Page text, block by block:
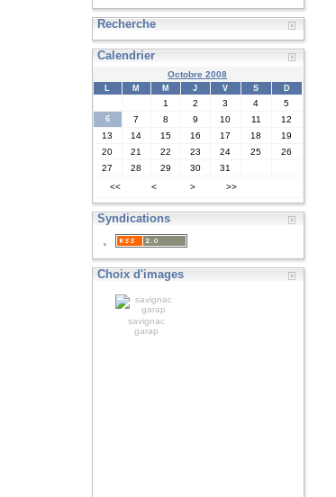
Recherche
Calendrier
Octobre 2008
L M M J V S D
1 2 3 4 5
6 7 8 9 10 11
12
13
14 15 16 17 18
19
20
21 22 23 24 25
26
27
28 29 30
31
<<
< > >>
Syndications
Choix d'images
savignac
garap